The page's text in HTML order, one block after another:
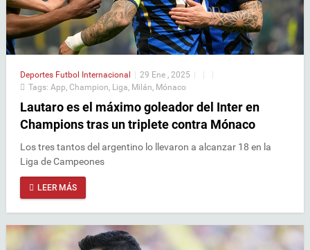
Deportes Futbol Internacional | 29 Ene , 2025 | |
|
Tags: App, Champion, Liga, Milán, Mónaco
Lautaro es el máximo goleador del Inter en
Champions tras un triplete contra Mónaco
Los tres tantos del argentino lo llevaron a alcanzar 18 en la
Liga de Campeones
LEER MÁS